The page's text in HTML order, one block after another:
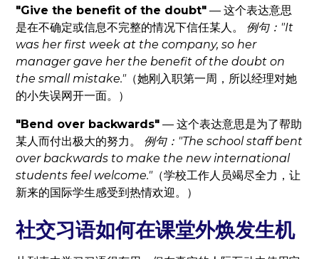
"Give the benefit of the doubt" — 这个表达意思
是在不确定或信息不完整的情况下信任某人。 例句："It
was her first week at the company, so her
manager gave her the benefit of the doubt on
the small mistake."（她刚入职第一周，所以经理对她
的小失误网开一面。）
"Bend over backwards" — 这个表达意思是为了帮助
某人而付出极大的努力。 例句："The school staff bent
over backwards to make the new international
students feel welcome."（学校工作人员竭尽全力，让
新来的国际学生感受到热情欢迎。）
社交习语如何在课堂外焕发生机